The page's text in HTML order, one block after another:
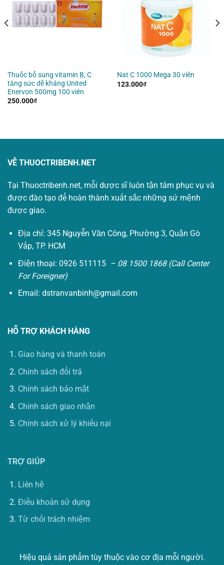
Thuốc bổ sung vitamin B, C
tăng sức đề kháng United
Enervon 500mg 100 viên
250.000₫
Nat C 1000 Mega 30 viên
123.000₫
VỀ THUOCTRIBENH.NET
Tại Thuoctribenh.net, mỗi dược sĩ luôn tận tâm phục vụ và
được đào tạo để hoàn thành xuất sắc những sứ mệnh
được giao.
Địa chỉ: 345 Nguyễn Văn Công, Phường 3, Quận Gò
Vấp, TP. HCM
Điện thoại: 0926 511115 – 08 1500 1868 (Call Center
For Foreigner)
Email: dstranvanbinh@gmail.com
HỖ TRỢ KHÁCH HÀNG
Giao hàng và thanh toán
Chính sách đổi trả
Chính sách bảo mật
Chính sách giao nhận
Chính sách xử lý khiếu nại
TRỢ GIÚP
Liên hệ
Điều khoản sử dụng
Từ chối trách nhiệm
Hiệu quả sản phẩm tùy thuộc vào cơ địa mỗi người.